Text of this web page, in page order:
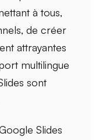
à tous,
de créer
attrayantes
multilingue
sont
Slides